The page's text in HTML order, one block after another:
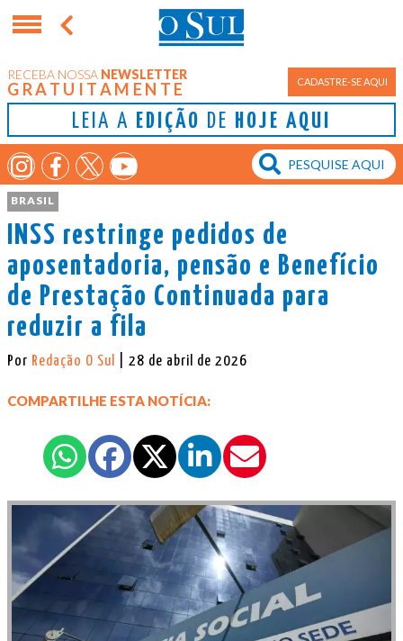
RECEBA NOSSA NEWSLETTER
GRATUITAMENTE CADASTRE-SE AQUI
LEIA A EDIÇÃO DE HOJE AQUI
BRASIL
INSS restringe pedidos de
aposentadoria, pensão e Benefício
de Prestação Continuada para
reduzir a fila
Por Redação O Sul | 28 de abril de 2026
COMPARTILHE ESTA NOTÍCIA: